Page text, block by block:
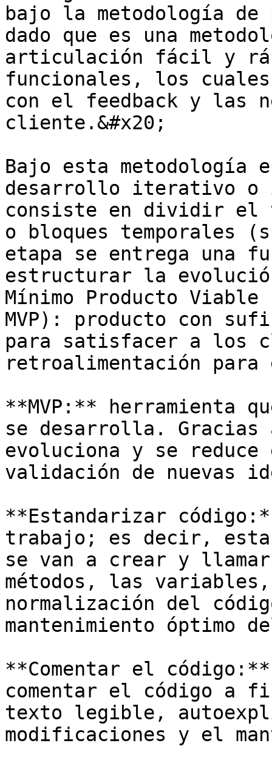
bajo la metodología de
dado que es una
articulación fácil y
funcionales, los
con el feedback y las
cliente.&#x20;
Bajo esta metodología
desarrollo iterativo o
consiste en dividir el
o bloques temporales
etapa se entrega una
estructurar la
Mínimo Producto
MVP): producto con
para satisfacer a los
retroalimentación
**MVP:** herramienta
se desarrolla.
evoluciona y se
validación de nuevas
**Estandarizar
trabajo; es decir,
se van a crear y
métodos, las
normalización del
mantenimiento óptimo
**Comentar el
comentar el código a
texto legible,
modificaciones y el